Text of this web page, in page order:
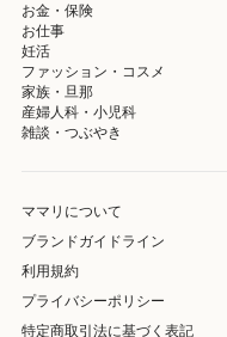
お金・保険
お仕事
妊活
ファッション・コスメ
家族・旦那
産婦人科・小児科
雑談・つぶやき
ママリについて
ブランドガイドライン
利用規約
プライバシーポリシー
特定商取引法に基づく表記